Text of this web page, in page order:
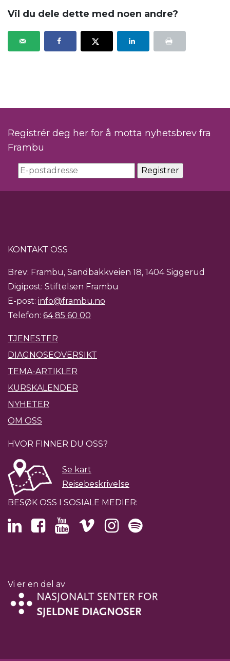
Vil du dele dette med noen andre?
Registrér deg her for å motta nyhetsbrev fra
Frambu
KONTAKT OSS
Brev: Frambu, Sandbakkveien 18, 1404 Siggerud
Digipost: Stiftelsen Frambu
E-post: info@frambu.no
Telefon: 64 85 60 00
TJENESTER
DIAGNOSEOVERSIKT
TEMA-ARTIKLER
KURSKALENDER
NYHETER
OM OSS
HVOR FINNER DU OSS?
Se kart
Reisebeskrivelse
BESØK OSS I SOSIALE MEDIER:
Vi er en del av